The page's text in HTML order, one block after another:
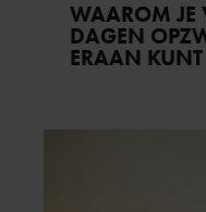
WAAROM JE
DAGEN
ERAAN